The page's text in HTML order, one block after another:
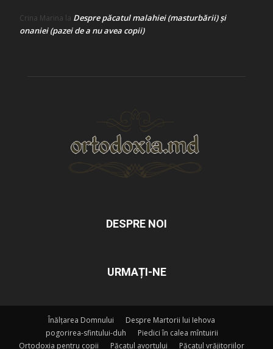
Crina Marina la Despre păcatul malahiei (masturbării) şi
onaniei (pazei de a nu avea copii)
DESPRE NOI
URMAȚI-NE
Înălțarea Domnului
Despre Martorii lui Iehova
pogorirea-sfintului-duh
Piedici în calea mîntuirii
Ortodoxia pentru copii
Păcatul avortului Păcatul vrăjitoriilor